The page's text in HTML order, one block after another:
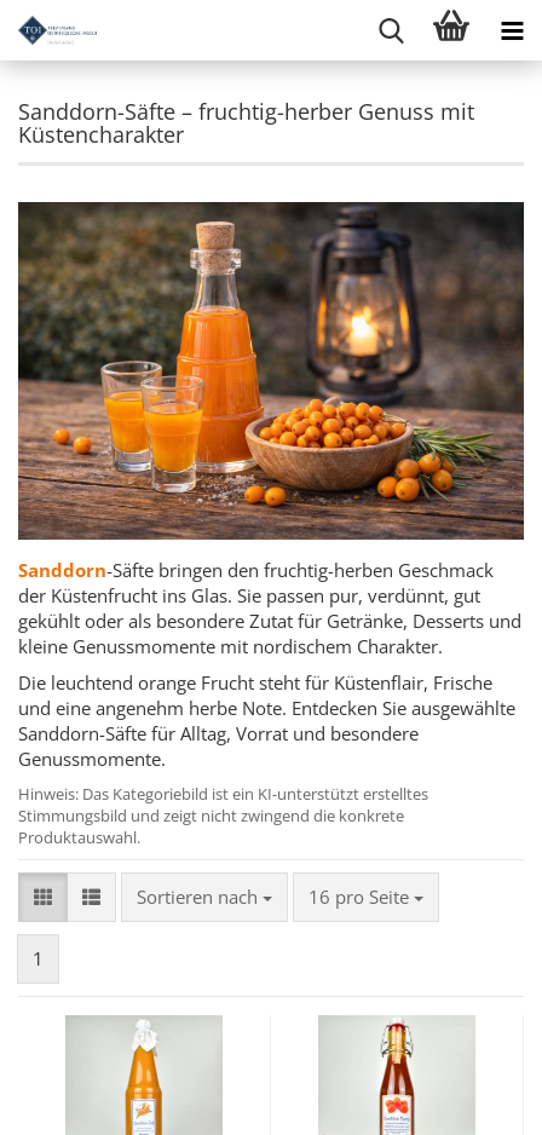
Sanddorn-Säfte – fruchtig-herber Genuss mit
Küstencharakter
Sanddorn-Säfte bringen den fruchtig-herben Geschmack
der Küstenfrucht ins Glas. Sie passen pur, verdünnt, gut
gekühlt oder als besondere Zutat für Getränke, Desserts und
kleine Genussmomente mit nordischem Charakter.
Die leuchtend orange Frucht steht für Küstenflair, Frische
und eine angenehm herbe Note. Entdecken Sie ausgewählte
Sanddorn-Säfte für Alltag, Vorrat und besondere
Genussmomente.
Hinweis: Das Kategoriebild ist ein KI-unterstützt erstelltes
Stimmungsbild und zeigt nicht zwingend die konkrete
Produktauswahl.
Sortieren nach
Sortieren nach 16 pro Seite
pro Seite
1